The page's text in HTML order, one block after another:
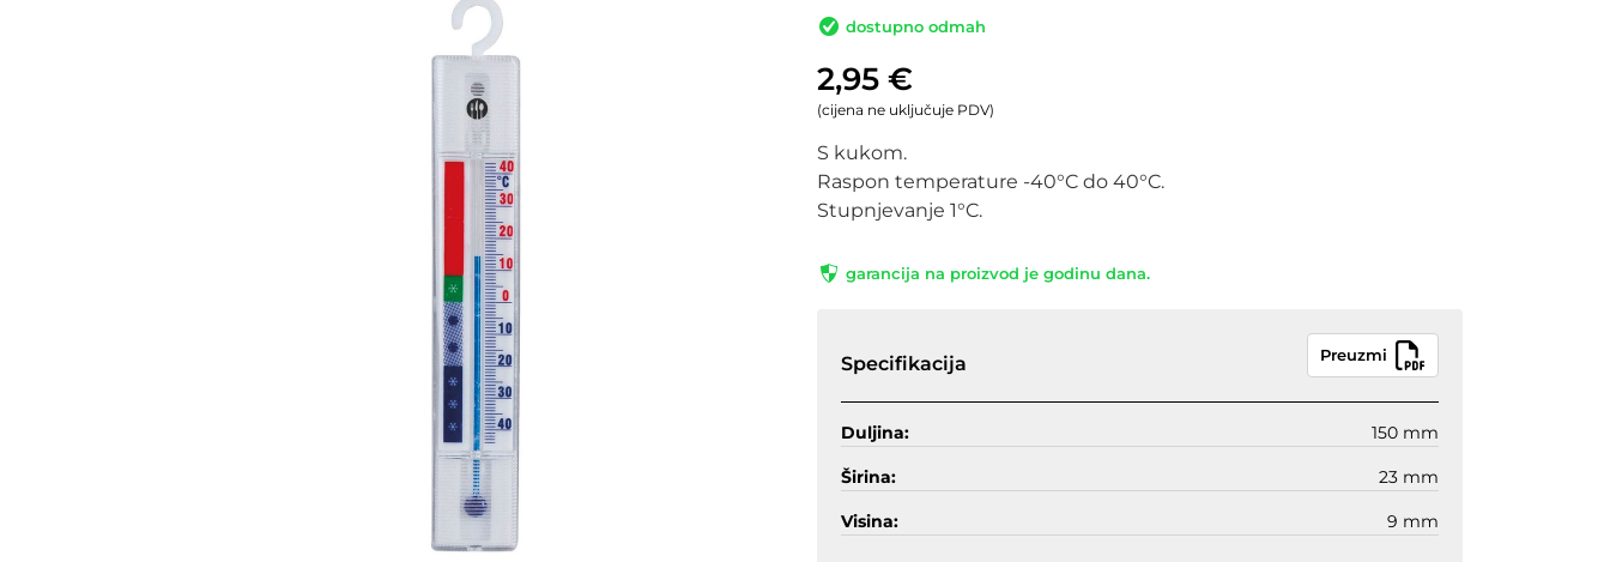
dostupno odmah
2,95 €
(cijena ne uključuje PDV)
S kukom.
Raspon temperature -40°C do 40°C.
Stupnjevanje 1°C.
garancija na proizvod je godinu dana.
Specifikacija Preuzmi
Duljina: 150 mm
Širina: 23 mm
Visina: 9 mm